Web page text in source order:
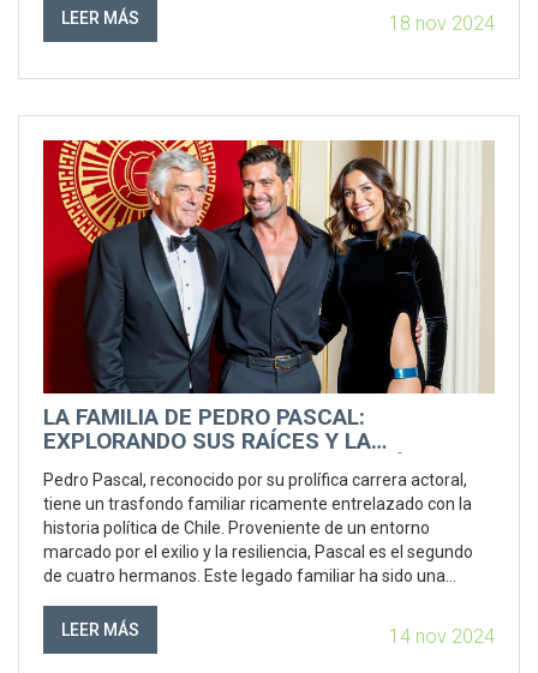
inspirando a artistas alrededor del mundo.
LEER MÁS 18 nov 2024
LA FAMILIA DE PEDRO PASCAL:
EXPLORANDO SUS RAÍCES Y LA
Pedro Pascal, reconocido por su prolífica carrera actoral,
tiene un trasfondo familiar ricamente entrelazado con la
historia política de Chile. Proveniente de un entorno
marcado por el exilio y la resiliencia, Pascal es el segundo
de cuatro hermanos. Este legado familiar ha sido una
profesionales y personales.
LEER MÁS 14 nov 2024